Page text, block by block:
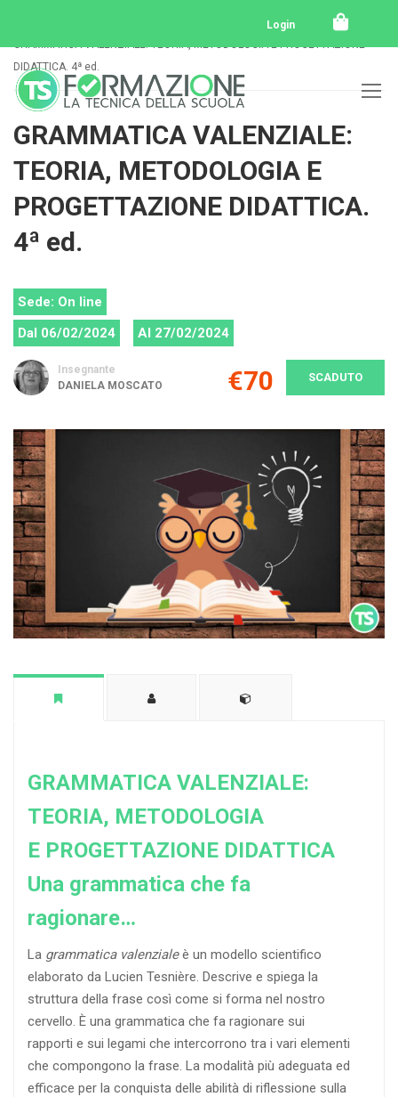
Login
GRAMMATICA VALENZIALE: TEORIA, METODOLOGIA E PROGETTAZIONE
DIDATTICA. 4ª ed.
GRAMMATICA VALENZIALE:
TEORIA, METODOLOGIA E
PROGETTAZIONE DIDATTICA.
4ª ed.
Sede: On line
Dal 06/02/2024
Al 27/02/2024
Insegnante
DANIELA MOSCATO
€70 SCADUTO
GRAMMATICA VALENZIALE:
TEORIA, METODOLOGIA
E PROGETTAZIONE DIDATTICA
Una grammatica che fa
ragionare…
La grammatica valenzialeè un modello scientifico
elaborato da Lucien Tesnière. Descrive e spiega la
struttura della frase così come si forma nel nostro
cervello. È una grammatica che fa ragionare sui
rapporti e sui legami che intercorrono tra i vari elementi
che compongono la frase. La modalità più adeguata ed
efficace per la conquista delle abilità di riflessione sulla